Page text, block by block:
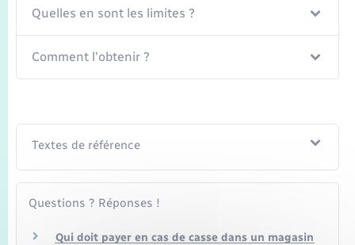
Transports
Voirie et espace public
Quelles en sont les limites ?
Comment l'obtenir ?
Textes de référence
Questions ? Réponses !
Qui doit payer en cas de casse dans un magasin